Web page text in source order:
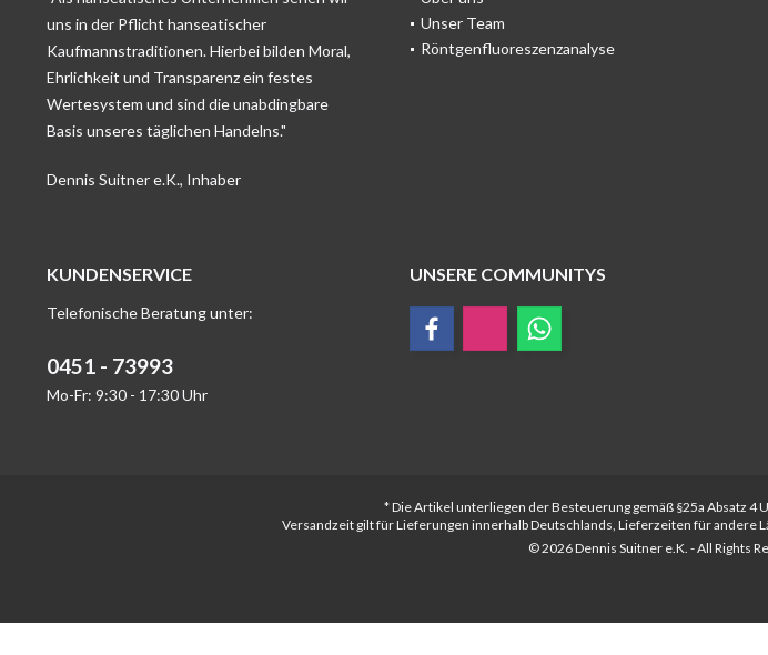
uns in der Pflicht hanseatischer
Kaufmannstraditionen. Hierbei bilden Moral,
Ehrlichkeit und Transparenz ein festes
Wertesystem und sind die unabdingbare
Basis unseres täglichen Handelns."
Dennis Suitner e.K., Inhaber
Unser Team
Röntgenfluoreszenzanalyse
KUNDENSERVICE
Telefonische Beratung unter:
0451 - 73993
Mo-Fr: 9:30 - 17:30 Uhr
UNSERE COMMUNITYS
* Die Artikel unterliegen der Besteuerung gemäß §25a Absatz 4
Versandzeit gilt für Lieferungen innerhalb Deutschlands, Lieferzeiten für andere
© 2026 Dennis Suitner e.K. - All Rights